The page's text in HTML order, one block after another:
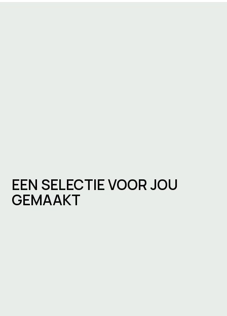
EEN SELECTIE VOOR JOU
GEMAAKT